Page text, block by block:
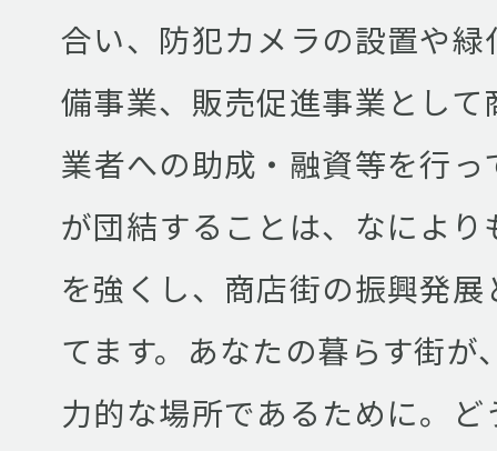
合い、防犯カメラの設置や
備事業、販売促進事業とし
業者への助成・融資等を行っ
が団結することは、なによ
を強くし、商店街の振興発
てます。あなたの暮らす街が
力的な場所であるために。